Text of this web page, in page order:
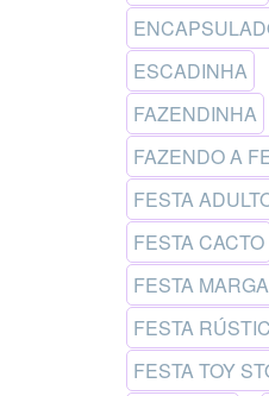
ESCADINHA
FAZENDINHA
FAZENDO A
FESTA
FESTA CACTO
FESTA
FESTA
FESTA TOY